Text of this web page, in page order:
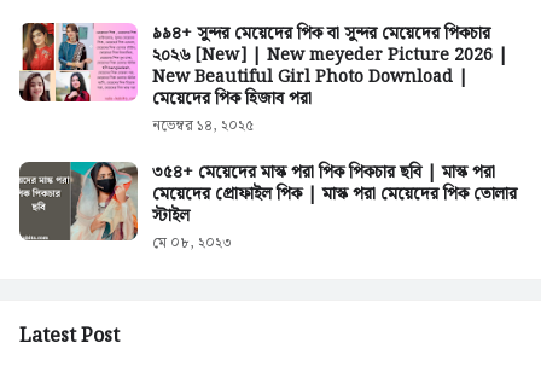
৯৯৪+ সুন্দর মেয়েদের পিক বা সুন্দর মেয়েদের পিকচার
২০২৬ [New] | New meyeder Picture 2026 |
New Beautiful Girl Photo Download |
মেয়েদের পিক হিজাব পরা
নভেম্বর ১৪, ২০২৫
৩৫৪+ মেয়েদের মাস্ক পরা পিক পিকচার ছবি | মাস্ক পরা
মেয়েদের প্রোফাইল পিক | মাস্ক পরা মেয়েদের পিক তোলার
স্টাইল
মে ০৮, ২০২৩
Latest Post